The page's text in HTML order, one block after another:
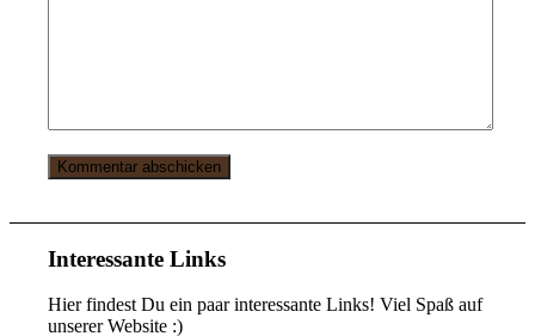
Interessante Links
Hier findest Du ein paar interessante Links! Viel Spaß auf
unserer Website :)